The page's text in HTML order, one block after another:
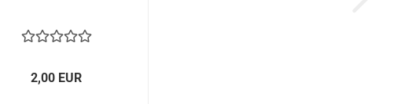
2,00 EUR